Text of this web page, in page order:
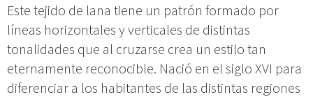
Este tejido de lana tiene un patrón formado por
líneas horizontales y verticales de distintas
tonalidades que al cruzarse crea un estilo tan
eternamente reconocible. Nació en el siglo XVI para
diferenciar a los habitantes de las distintas regiones